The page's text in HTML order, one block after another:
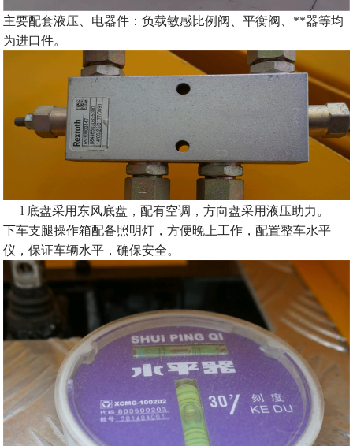
主要配套液压、电器件：负载敏感比例阀、平衡阀、**器等均
为进口件。
l 底盘采用东风底盘，配有空调，方向盘采用液压助力。
下车支腿操作箱配备照明灯，方便晚上工作，配置整车水平
仪，保证车辆水平，确保安全。